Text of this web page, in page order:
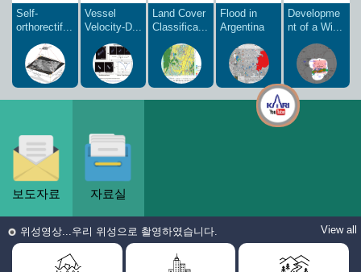
Self-
orthorectif...
Vessel
Velocity-D...
Land Cover
Classifica...
Flood in
Argentina
Developme
nt of a Wi...
보도자료 자료실
위성영상...우리 위성으로 촬영하였습니다. View all